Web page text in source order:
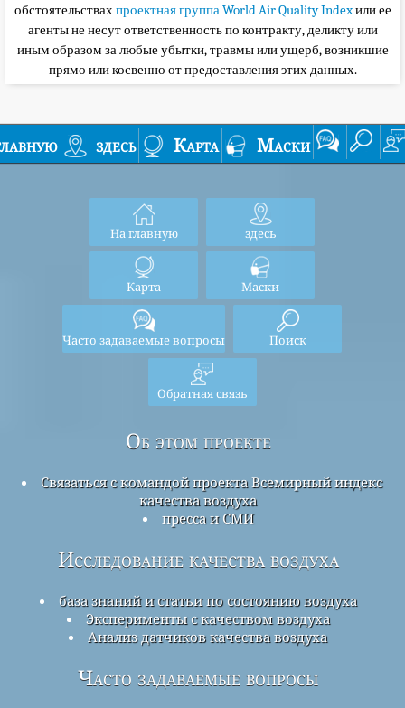
обстоятельствахпроектная группа World Air Quality Indexили ее
агенты не несут ответственность по контракту, деликту или
иным образом за любые убытки, травмы или ущерб, возникшие
прямо или косвенно от предоставления этих данных.
здесь Карта Маски
На главную здесь
Карта Маски
Часто задаваемые вопросы Поиск
Обратная связь
Об этом проекте
Связаться с командой проекта Всемирный индекс
качества воздуха
пресса и СМИ
Исследование качества воздуха
база знаний и статьи по состоянию воздуха
Эксперименты с качеством воздуха
Анализ датчиков качества воздуха
Часто задаваемые вопросы